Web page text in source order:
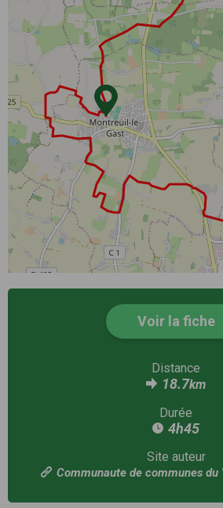
Voir la fiche
Distance
18.7km
Durée
4h45
Site auteur
Communaute de communes du